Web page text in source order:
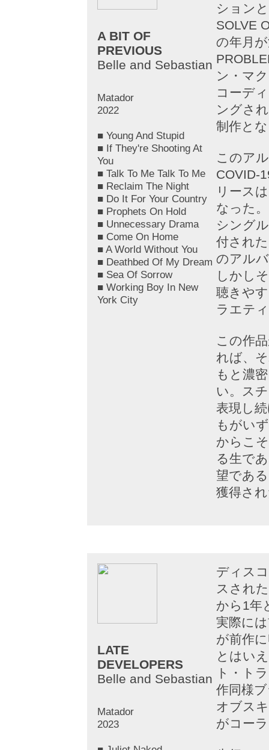
A BIT OF
PREVIOUS
Belle and Sebastian
Matador
2022
■ Young And Stupid
■ If They're Shooting At
You
■ Talk To Me Talk To Me
■ Reclaim The Night
■ Do It For Your Country
■ Prophets On Hold
■ Unnecessary Drama
■ Come On Home
■ A World Without You
■ Deathbed Of My Dream
■ Sea Of Sorrow
■ Working Boy In New
York City
ション
SOLVE
の年月
ン・マ
コーデ
ングさ
制作と
このア
COVID-
リース
なった
シング
付され
のアル
しかし
聴きや
ラエテ
この作
れば、
もと濃
い。ス
表現し
もがい
からこ
る生で
望であ
獲得さ
LATE
DEVELOPERS
Belle and Sebastian
Matador
2023
ディス
スされ
から1年
実際に
が前作
とはい
ト・ト
作同様
オブス
がコー